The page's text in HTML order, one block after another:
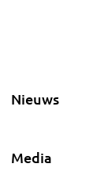
Nieuws
Media